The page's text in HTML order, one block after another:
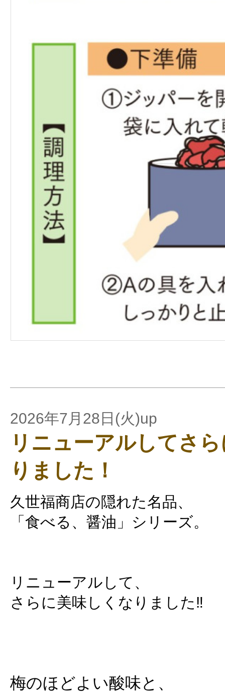
2026年7月28日(火)up
リニューアルしてさ
りました！
久世福商店の隠れた名品、
「食べる、醤油」シリーズ。
リニューアルして、
さらに美味しくなりました‼️
梅のほどよい酸味と、